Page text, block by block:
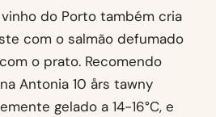
do Porto também cria
com o salmão defumado
o prato. Recomendo
Antonia 10 års tawny
gelado a 14-16°C, e